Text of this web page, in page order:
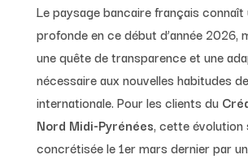
Le paysage bancaire français
profonde en ce début d’année 2026,
une quête de transparence et une
nécessaire aux nouvelles habitudes
internationale. Pour les clients du
Nord Midi-Pyrénées, cette évolution
concrétisée le 1er mars dernier par